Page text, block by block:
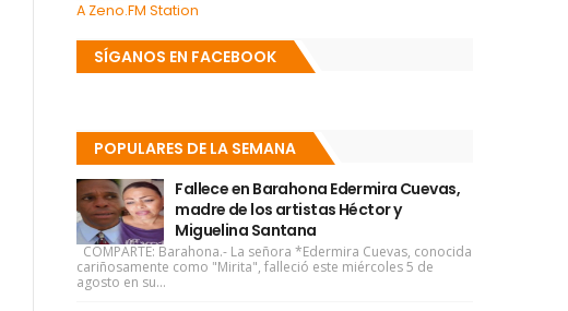
A Zeno.FM Station
SÍGANOS EN FACEBOOK
POPULARES DE LA SEMANA
Fallece en Barahona Edermira Cuevas,
madre de los artistas Héctor y
Miguelina Santana
COMPARTE: Barahona.- La señora *Edermira Cuevas, conocida
cariñosamente como "Mirita", falleció este miércoles 5 de
agosto en su...